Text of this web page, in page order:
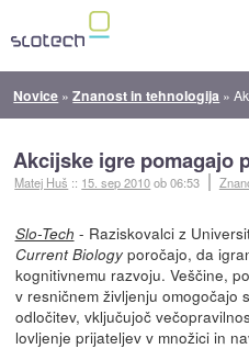
Novice »Znanost in tehnologija »
Akcijske igre pomagajo
Matej Huš :: 15. sep 2010ob 06:53
Slo-Tech - Raziskovalci z
Current Biologyporočajo, da
kognitivnemu razvoju. Veščine,
v resničnem življenju omogočajo
odločitev, vključujoč
lovljenje prijateljev v množici in